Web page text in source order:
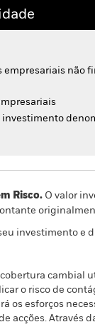
empresariais não
investimento
Risco. O valor
investimento e
cobertura
o risco de
os esforços
acções.